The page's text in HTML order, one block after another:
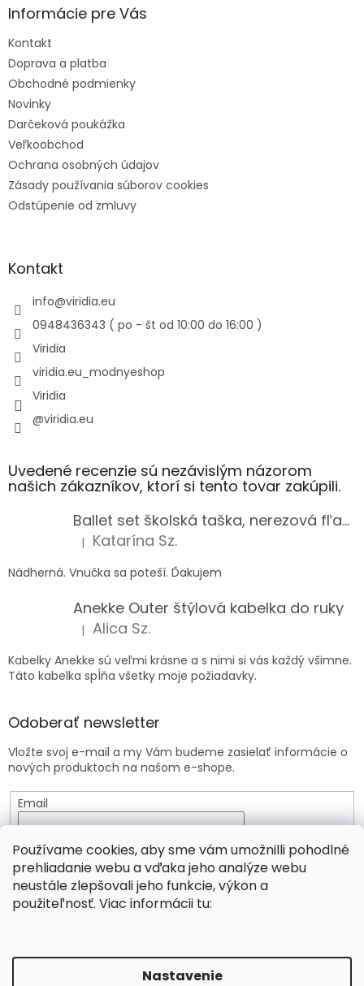
Používame cookies, aby sme vám umožnilli pohodlné
prehliadanie webu a vďaka jeho analýze webu
neustále zlepšovali jeho funkcie, výkon a
použiteľnosť. Viac informácii tu:
Nastavenie
Informácie pre Vás
Kontakt
Doprava a platba
Obchodné podmienky
Novinky
Darčeková poukážka
Veľkoobchod
Ochrana osobných údajov
Zásady používania súborov cookies
Odstúpenie od zmluvy
Kontakt
info@viridia.eu
0948436343 ( po - št od 10:00 do 16:00 )
Viridia
viridia.eu_modnyeshop
Viridia
@viridia.eu
Uvedené recenzie sú nezávislým názorom
našich zákazníkov, ktorí si tento tovar zakúpili.
Ballet set školská taška, nerezová fľaša a plný peračník s motívom baletky pre dievča
Hodnotenie produktu je 5 z 5 hviezdičiek.
| Katarína Sz.
Nádherná. Vnučka sa poteší. Ďakujem
Anekke Outer štýlová kabelka do ruky
Hodnotenie produktu je 5 z 5 hviezdičiek.
| Alica Sz.
Kabelky Anekke sú veľmi krásne a s nimi si vás každý všimne.
Táto kabelka spĺňa všetky moje požiadavky.
Odoberať newsletter
Vložte svoj e-mail a my Vám budeme zasielať informácie o
nových produktoch na našom e-shope.
Email
osobných údajov
PRIHLÁSIŤ SA